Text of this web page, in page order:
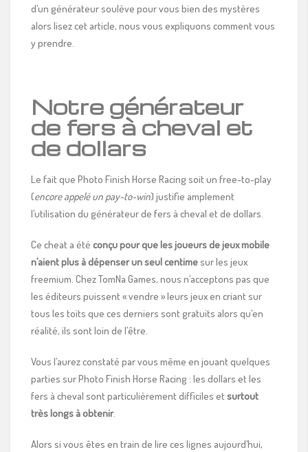
d’un générateur soulève pour vous bien des mystères
alors lisez cet article, nous vous expliquons comment vous
y prendre.
Notre générateur
de fers à cheval et
de dollars
Le fait que Photo Finish Horse Racing soit un free-to-play
(encore appelé un pay-to-win) justifie amplement
l’utilisation du générateur de fers à cheval et de dollars.
Ce cheat a été conçu pour que les joueurs de jeux mobile
n’aient plus à dépenser un seul centimesur les jeux
freemium. Chez TomNa Games, nous n’acceptons pas que
les éditeurs puissent « vendre » leurs jeux en criant sur
tous les toits que ces derniers sont gratuits alors qu’en
réalité, ils sont loin de l’être.
Vous l’aurez constaté par vous même en jouant quelques
parties sur Photo Finish Horse Racing : les dollars et les
fers à cheval sont particulièrement difficiles etsurtout
très longs à obtenir.
Alors si vous êtes en train de lire ces lignes aujourd’hui,